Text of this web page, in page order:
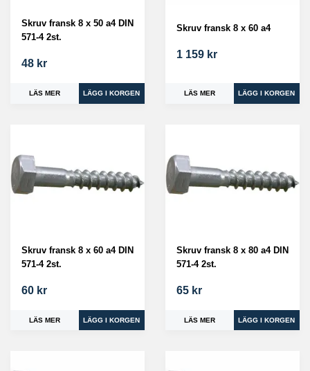
Skruv fransk 8 x 50 a4 DIN
571-4 2st.
48 kr
LÄS MER
Skruv fransk 8 x 60 a4
1 159 kr
LÄS MER
Skruv fransk 8 x 60 a4 DIN
571-4 2st.
60 kr
LÄS MER
Skruv fransk 8 x 80 a4 DIN
571-4 2st.
65 kr
LÄS MER